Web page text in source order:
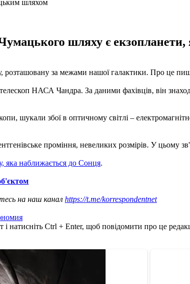
шляху є екзопланети,
за межами нашої галактики. Про це
НАСА Чандра. За даними фахівців, він
шукали збої в оптичному світлі –
проміння, невеликих розмірів. У цьому
яка наближається до Сонця.
на наш канал https://t.me/korrespondentnet
натисніть Ctrl + Enter, щоб повідомити про це